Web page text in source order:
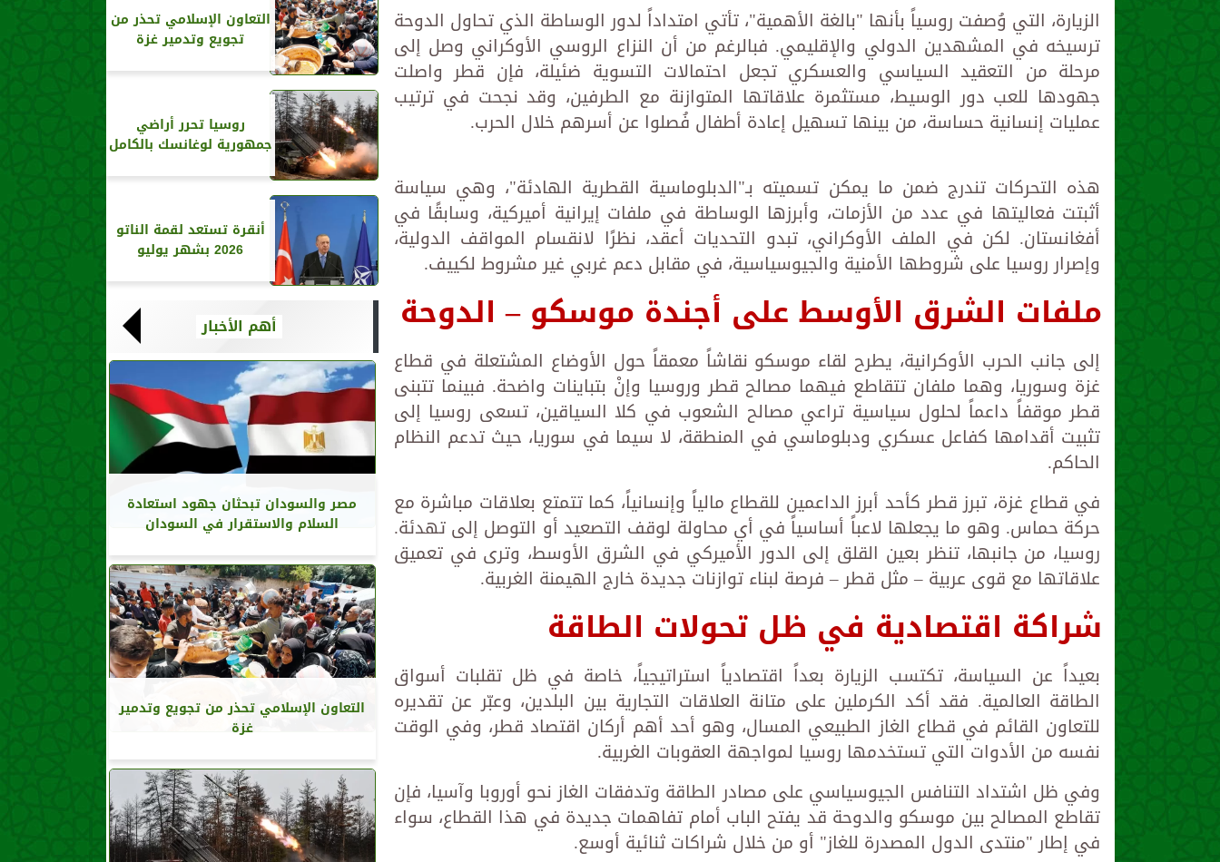
الزيارة، التي وُصفت روسياً بأنها "بالغة الأهمية"، تأتي امتداداً لدور الوساطة الذي تحاول الدوحة
ترسيخه في المشهدين الدولي والإقليمي. فبالرغم من أن النزاع الروسي الأوكراني وصل إلى
مرحلة من التعقيد السياسي والعسكري تجعل احتمالات التسوية ضئيلة، فإن قطر واصلت
جهودها للعب دور الوسيط، مستثمرة علاقاتها المتوازنة مع الطرفين، وقد نجحت في ترتيب
عمليات إنسانية حساسة، من بينها تسهيل إعادة أطفال فُصلوا عن أسرهم خلال الحرب.
هذه التحركات تندرج ضمن ما يمكن تسميته بـ"الدبلوماسية القطرية الهادئة"، وهي سياسة
أثبتت فعاليتها في عدد من الأزمات، وأبرزها الوساطة في ملفات إيرانية أميركية، وسابقًا في
أفغانستان. لكن في الملف الأوكراني، تبدو التحديات أعقد، نظرًا لانقسام المواقف الدولية،
وإصرار روسيا على شروطها الأمنية والجيوسياسية، في مقابل دعم غربي غير مشروط لكييف.
ملفات الشرق الأوسط على أجندة موسكو – الدوحة
إلى جانب الحرب الأوكرانية، يطرح لقاء موسكو نقاشاً معمقاً حول الأوضاع المشتعلة في قطاع
غزة وسوريا، وهما ملفان تتقاطع فيهما مصالح قطر وروسيا وإنْ بتباينات واضحة. فبينما تتبنى
قطر موقفاً داعماً لحلول سياسية تراعي مصالح الشعوب في كلا السياقين، تسعى روسيا إلى
تثبيت أقدامها كفاعل عسكري ودبلوماسي في المنطقة، لا سيما في سوريا، حيث تدعم النظام
الحاكم.
في قطاع غزة، تبرز قطر كأحد أبرز الداعمين للقطاع مالياً وإنسانياً، كما تتمتع بعلاقات مباشرة مع
حركة حماس. وهو ما يجعلها لاعباً أساسياً في أي محاولة لوقف التصعيد أو التوصل إلى تهدئة.
روسيا، من جانبها، تنظر بعين القلق إلى الدور الأميركي في الشرق الأوسط، وترى في تعميق
علاقاتها مع قوى عربية – مثل قطر – فرصة لبناء توازنات جديدة خارج الهيمنة الغربية.
شراكة اقتصادية في ظل تحولات الطاقة
بعيداً عن السياسة، تكتسب الزيارة بعداً اقتصادياً استراتيجياً، خاصة في ظل تقلبات أسواق
الطاقة العالمية. فقد أكد الكرملين على متانة العلاقات التجارية بين البلدين، وعبّر عن تقديره
للتعاون القائم في قطاع الغاز الطبيعي المسال، وهو أحد أهم أركان اقتصاد قطر، وفي الوقت
نفسه من الأدوات التي تستخدمها روسيا لمواجهة العقوبات الغربية.
وفي ظل اشتداد التنافس الجيوسياسي على مصادر الطاقة وتدفقات الغاز نحو أوروبا وآسيا، فإن
تقاطع المصالح بين موسكو والدوحة قد يفتح الباب أمام تفاهمات جديدة في هذا القطاع، سواء
في إطار "منتدى الدول المصدرة للغاز" أو من خلال شراكات ثنائية أوسع.
التعاون الإسلامي تحذر من
تجويع وتدمير غزة
روسيا تحرر أراضي
جمهورية لوغانسك بالكامل
أنقرة تستعد لقمة الناتو
2026 بشهر يوليو
أهم الأخبار
مصر والسودان تبحثان جهود استعادة
السلام والاستقرار في السودان
التعاون الإسلامي تحذر من تجويع وتدمير
غزة